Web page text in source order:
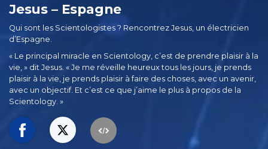
Jesus – Espagne
Qui sont les Scientologistes ? Rencontrez Jesus, un électricien
d’Espagne.
« Le principal miracle en Scientology, c’est de prendre plaisir à la
vie, » dit Jesus. « Je me réveille heureux tous les jours, je prends
plaisir à la vie, je prends plaisir à faire des choses, avec un avenir,
avec un objectif. Et c’est ce que j’aime le plus à propos de la
Scientology. »